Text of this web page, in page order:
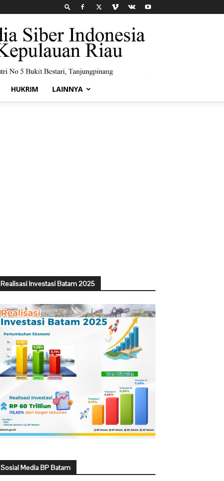
HUKRIM LAINNYA
Realisasi Investasi Batam 2025
Sosial Media BP Batam